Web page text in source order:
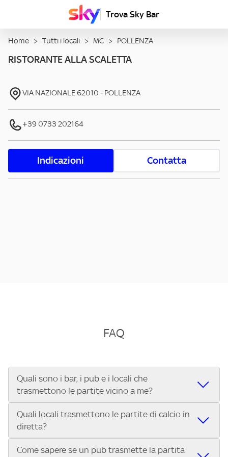
Trova Sky Bar
Home > Tutti i locali > MC > POLLENZA
RISTORANTE ALLA SCALETTA
VIA NAZIONALE62010 - POLLENZA
+39 0733 202164
Indicazioni Contatta
FAQ
Quali sono i bar, i pub e i locali che
trasmettono le partite vicino a me?
Se cerchi un bar, pub, ristorante o locale vicino a te per
vedere le partite di Serie A ENILIVE, la Serie C Sky Wifi, la
UEFA Champions League, la UEFA Europa League, la UEFA
Conference League, il Tennis, la Formula 1®, la MotoGP™ e
Quali locali trasmettono le partite di calcio in
diretta?
Vuoi sapere quali bar, pub o ristoranti mostrano le partite
Come sapere se un pub trasmette la partita